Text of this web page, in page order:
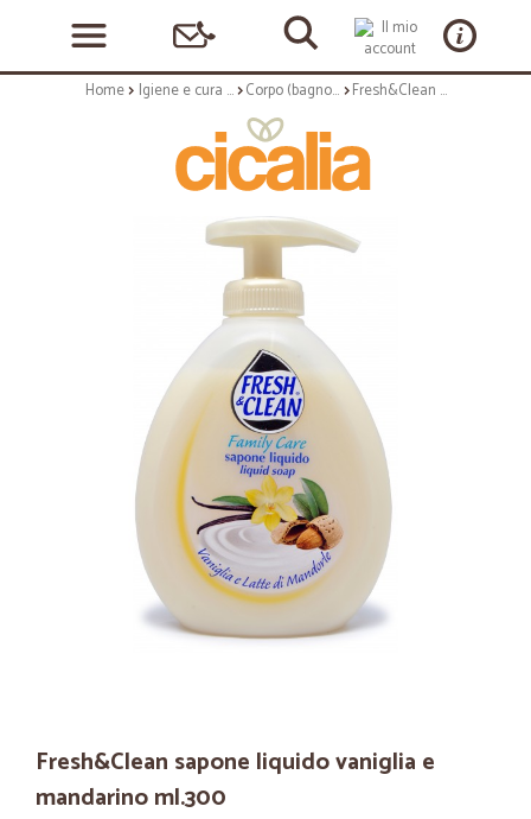
Home Igiene e cura personale Corpo (bagnoschiuma, crema corpo) Fresh&Clean sapone liquido vaniglia e mandarino ml.300
Fresh&Clean sapone liquido vaniglia e
mandarino ml.300